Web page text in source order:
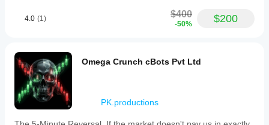
4.0 (1) $400
-50% $200
Omega Crunch cBots Pvt Ltd
PK.productions